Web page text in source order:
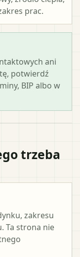
prac.
ani
potwierdź
BIP albo w
trzeba
zakresu
Ta strona nie